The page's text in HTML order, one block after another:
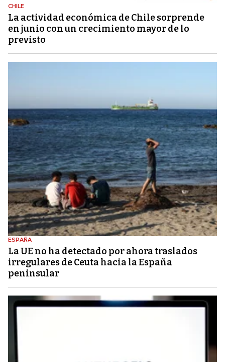
CHILE
La actividad económica de Chile sorprende
en junio con un crecimiento mayor de lo
previsto
ESPAÑA
La UE no ha detectado por ahora traslados
irregulares de Ceuta hacia la España
peninsular